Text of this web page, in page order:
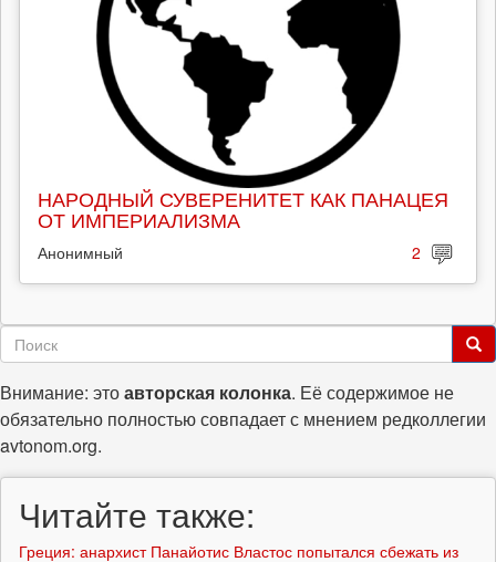
НАРОДНЫЙ СУВЕРЕНИТЕТ КАК ПАНАЦЕЯ
ОТ ИМПЕРИАЛИЗМА
Анонимный 2
Форма
поиска
Внимание: этоавторская колонка. Её содержимое не
обязательно полностью совпадает с мнением редколлегии
avtonom.org.
Читайте также:
Греция: анархист Панайотис Властос попытался сбежать из